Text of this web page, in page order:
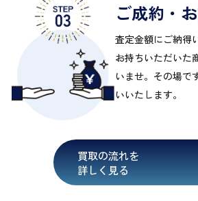
ご成約・
査定金額にご納得
お持ちいただいた
いませ。その場で
いいたします。
買取の流れを
詳しく見る